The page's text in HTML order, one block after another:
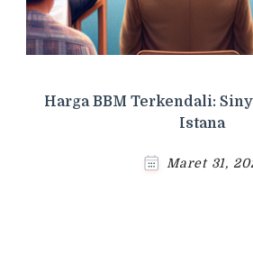
Harga BBM Terkendali:
Istana
Maret 31,